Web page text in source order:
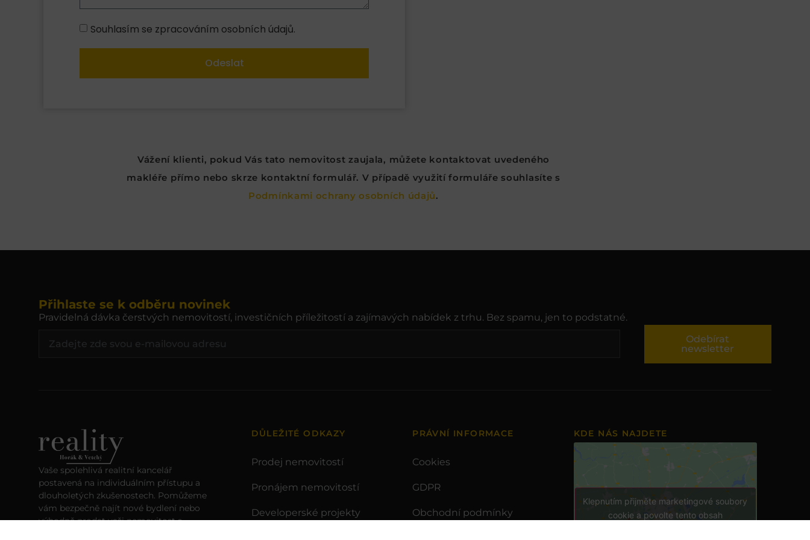
Souhlasím se zpracováním osobních údajů.
Odeslat
Vážení klienti, pokud Vás tato nemovitost zaujala, můžete kontaktovat uvedeného
makléře přímo nebo skrze kontaktní formulář. V případě využití formuláře souhlasíte s
Podmínkami ochrany osobních údajů.
Přihlaste se k odběru novinek
Pravidelná dávka čerstvých nemovitostí, investičních příležitostí a zajímavých nabídek z trhu. Bez spamu, jen to podstatné.
Odebírat
newsletter
Vaše spolehlivá realitní kancelář
postavená na individuálním přístupu a
dlouholetých zkušenostech. Pomůžeme
vám bezpečně najít nové bydlení nebo
výhodně prodat vaši nemovitost s
DŮLEŽITÉ ODKAZY
Prodej nemovitostí
Pronájem nemovitostí
Developerské projekty
PRÁVNÍ INFORMACE
Cookies
GDPR
Obchodní podmínky
KDE NÁS NAJDETE
Klepnutím přijměte marketingové soubory
cookie a povolte tento obsah